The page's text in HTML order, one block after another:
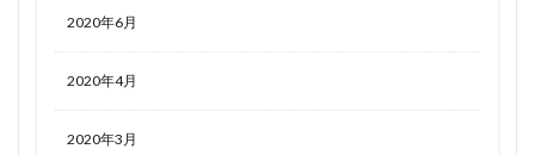
2020年6月
2020年4月
2020年3月